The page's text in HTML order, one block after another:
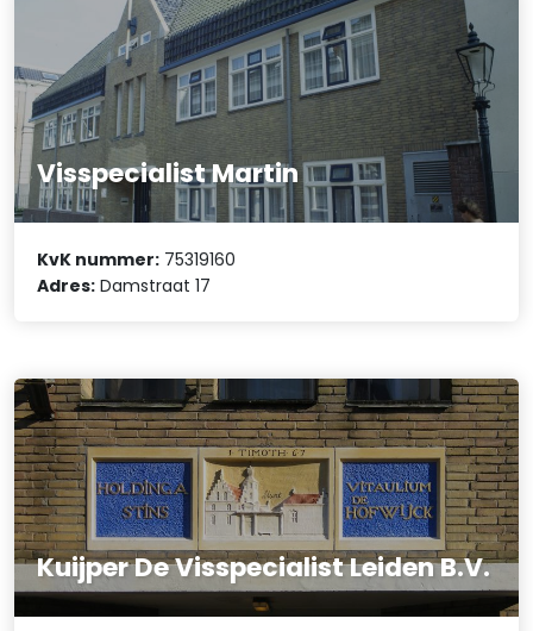
Visspecialist Martin
KvK nummer: 75319160
Adres: Damstraat 17
Kuijper De Visspecialist Leiden B.V.